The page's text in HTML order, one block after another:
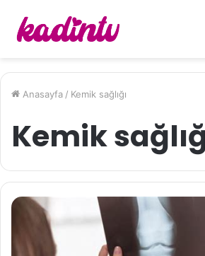
Anasayfa / Kemik sağlığı
Kemik